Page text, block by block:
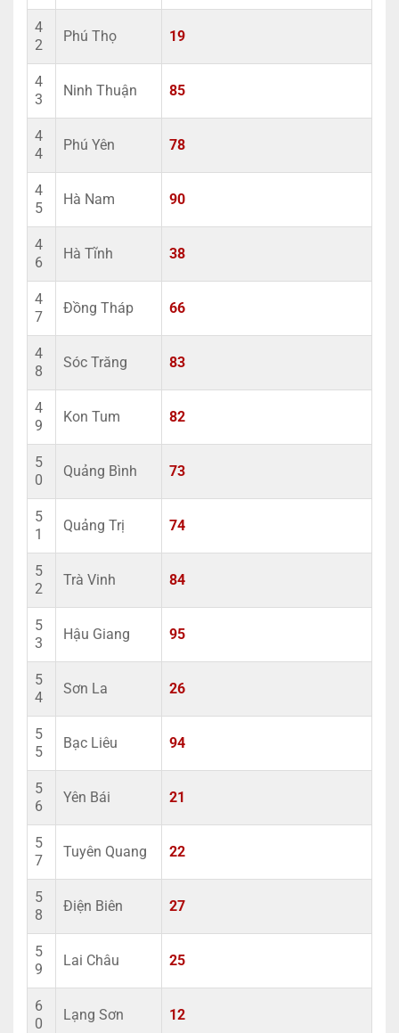
4
2
Phú Thọ 19
4
3
Ninh Thuận 85
4
4
Phú Yên 78
4
5
Hà Nam 90
4
6
Hà Tĩnh 38
4
7
Đồng Tháp 66
4
8
Sóc Trăng 83
4
9
Kon Tum 82
5
0
Quảng Bình 73
5
1
Quảng Trị 74
5
2
Trà Vinh 84
5
3
Hậu Giang 95
5
4
Sơn La 26
5
5
Bạc Liêu 94
5
6
Yên Bái 21
5
7
Tuyên Quang 22
5
8
Điện Biên 27
5
9
Lai Châu 25
6
0
Lạng Sơn 12